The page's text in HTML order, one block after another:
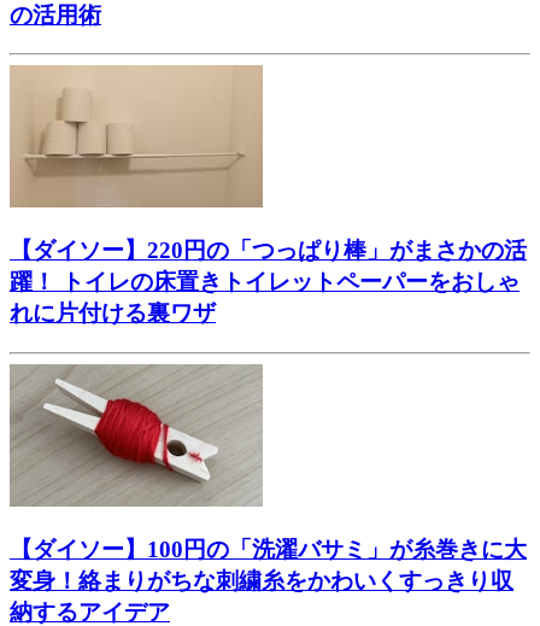
の活用術
【ダイソー】220円の「つっぱり棒」がまさかの活
躍！ トイレの床置きトイレットペーパーをおしゃ
れに片付ける裏ワザ
【ダイソー】100円の「洗濯バサミ」が糸巻きに大
変身！絡まりがちな刺繍糸をかわいくすっきり収
納するアイデア